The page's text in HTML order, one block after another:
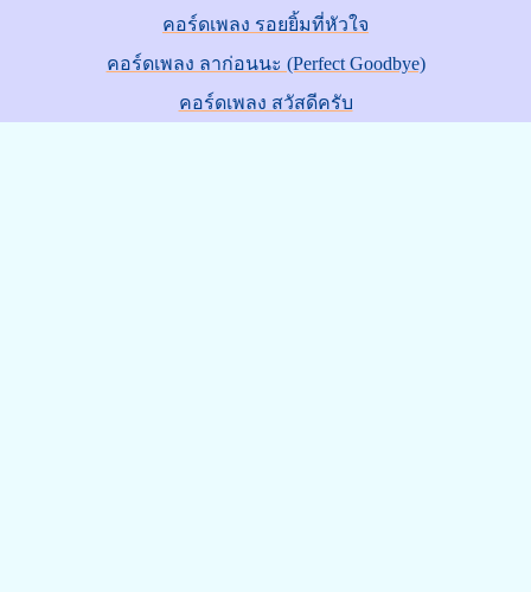
คอร์ดเพลง รอยยิ้มที่หัวใจ
คอร์ดเพลง ลาก่อนนะ (Perfect Goodbye)
คอร์ดเพลง สวัสดีครับ